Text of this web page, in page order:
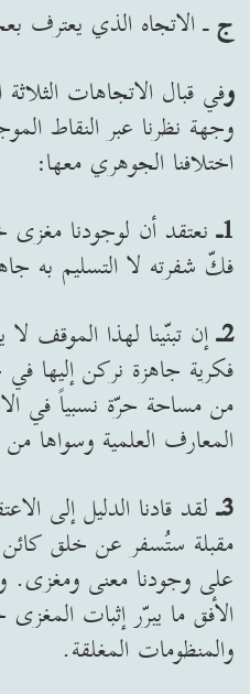
جـ الاتجاه الذي يعترف
وفي قبال الاتجاهات
وجهة نظرنا عبر النقاط
اختلافنا الجوهري معها:
1ـنعتقد أن لوجودنا
فكّ شفرته لا التسليم به
2ـإن تبنّينا لهذا الموقف
فكرية جاهزة نركن إليها
من مساحة حرّة نسبياً في
المعارف العلمية وسواها من
3ـلقد قادنا الدليل إلى
مقبلة ستُسفر عن خلق
على وجودنا معنى ومغزى.
الأفق ما يبرّر إثبات
والمنظومات المغلقة.